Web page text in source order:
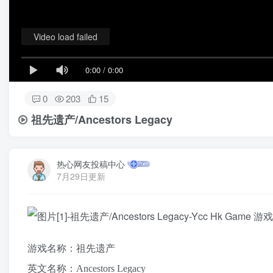
0:00 / 0:00
Video load failed
0 203 15
祖先遗产/Ancestors Legacy
热心网友投稿中心
7月29日更新
游戏名称：祖先遗产
英文名称：Ancestors Legacy